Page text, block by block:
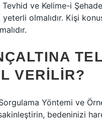
Tevhid ve Kelime-i
olmalıdır. Kişi
VERILIR?
Yöntemi ve
bedeninizi